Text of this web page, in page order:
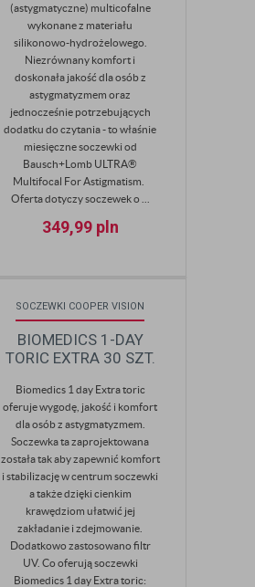
(astygmatyczne) multicofalne
wykonane z materiału
silikonowo-hydrożelowego.
Niezrównany komfort i
doskonała jakość dla osób z
astygmatyzmem oraz
jednocześnie potrzebujących
dodatku do czytania - to właśnie
miesięczne soczewki od
Bausch+Lomb ULTRA®
Multifocal For Astigmatism.
Oferta dotyczy soczewek o ...
349,99 pln
SOCZEWKI COOPER VISION
BIOMEDICS 1-DAY
TORIC EXTRA 30 SZT.
Biomedics 1 day Extra toric
oferuje wygodę, jakość i komfort
dla osób z astygmatyzmem.
Soczewka ta zaprojektowana
została tak aby zapewnić komfort
i stabilizację w centrum soczewki
a także dzięki cienkim
krawędziom ułatwić jej
zakładanie i zdejmowanie.
Dodatkowo zastosowano filtr
UV. Co oferują soczewki
Biomedics 1 day Extra toric: